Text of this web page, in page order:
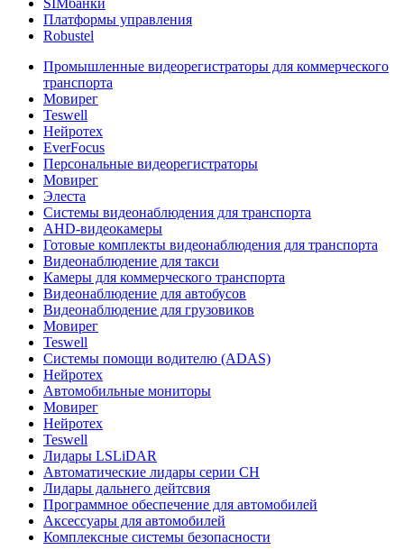
SIMбанки
Платформы управления
Robustel
Промышленные видеорегистраторы для коммерческого
транспорта
Мовирег
Teswell
Нейротех
EverFocus
Персональные видеорегистраторы
Мовирег
Элеста
Системы видеонаблюдения для транспорта
AHD-видеокамеры
Готовые комплекты видеонаблюдения для транспорта
Видеонаблюдение для такси
Камеры для коммерческого транспорта
Видеонаблюдение для автобусов
Видеонаблюдение для грузовиков
Мовирег
Teswell
Системы помощи водителю (ADAS)
Нейротех
Автомобильные мониторы
Мовирег
Нейротех
Teswell
Лидары LSLiDAR
Автоматические лидары серии CH
Лидары дальнего дейтсвия
Программное обеспечение для автомобилей
Аксессуары для автомобилей
Комплексные системы безопасности